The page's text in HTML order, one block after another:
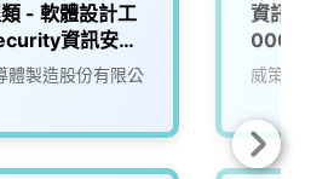
- 軟體設計工
資訊安全
體製造股份有限公
資訊
威策電